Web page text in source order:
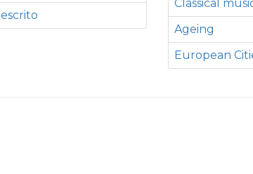
Classical
Ageing
European